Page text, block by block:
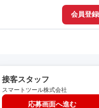
会員登録
接客スタッフ
スマートツール株式会社
応募画面へ進む